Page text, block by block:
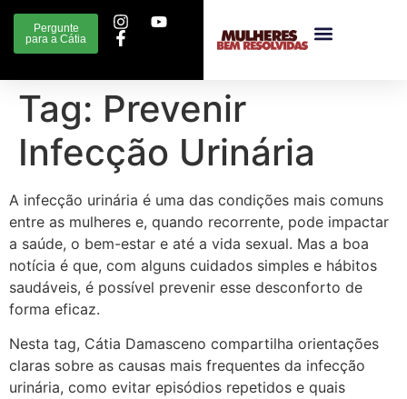
Pergunte
para a Cátia
Tag: Prevenir
Infecção Urinária
A infecção urinária é uma das condições mais comuns
entre as mulheres e, quando recorrente, pode impactar
a saúde, o bem-estar e até a vida sexual. Mas a boa
notícia é que, com alguns cuidados simples e hábitos
saudáveis, é possível prevenir esse desconforto de
forma eficaz.
Nesta tag, Cátia Damasceno compartilha orientações
claras sobre as causas mais frequentes da infecção
urinária, como evitar episódios repetidos e quais